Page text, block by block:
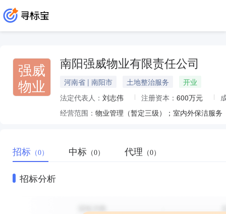
强威
物业
南阳强威物业有限责任公司
河南省 | 南阳市 土地整治服务
开业
法定代表人： 刘志伟 注册资本： 600万元
经营范围：
招标 （0） 中标 （0） 代理 （0）
招标分析